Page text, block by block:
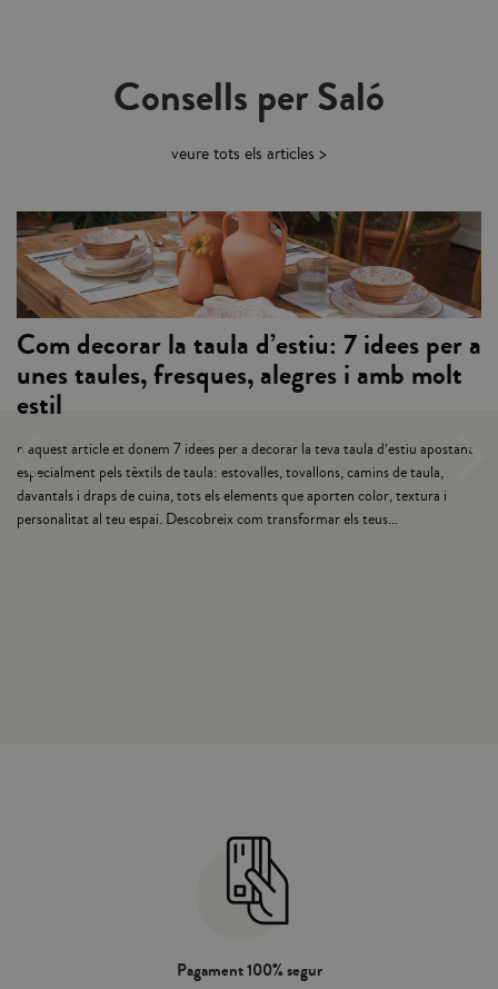
Consells per Saló
veure tots els articles >
decorar la taula d’estiu: 7 idees per a
taules, fresques, alegres i amb molt
article et donem 7 idees per a decorar la teva taula d’estiu apostant
pels tèxtils de taula: estovalles, tovallons, camins de taula,
i draps de cuina, tots els elements que aporten color, textura i
al teu espai. Descobreix com transformar els teus...
Pagament 100% segur